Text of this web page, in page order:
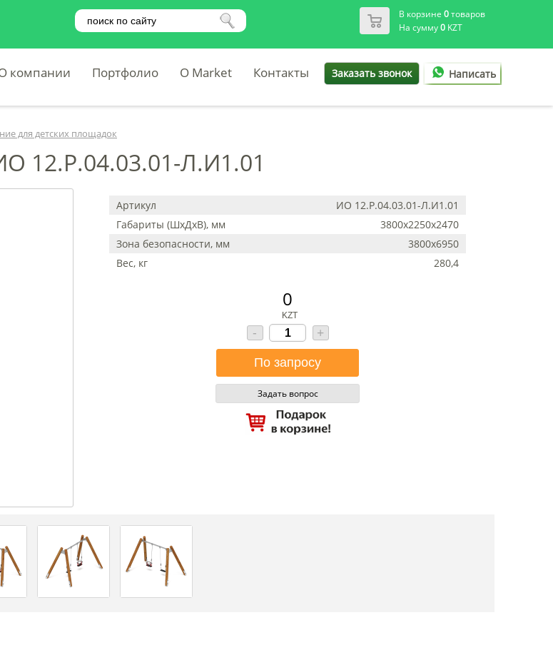
В корзине 0товаров
На сумму0KZT
компании Портфолио O Market Контакты Заказать звонок Написать
для детских площадок
12.Р.04.03.01-Л.И1.01
Артикул
ИО 12.Р.04.03.01-Л.И1.01
Габариты (ШхДхВ), мм
3800х2250х2470
Зона безопасности, мм
3800х6950
Вес, кг
280,4
0
KZT
- +
Задать вопрос